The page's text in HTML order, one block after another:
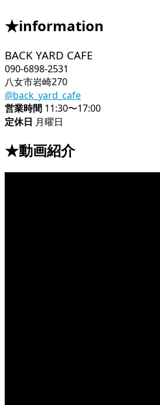
★information
BACK YARD CAFE
090-6898-2531
八女市岩崎270
@back_yard_cafe
営業時間 11:30〜17:00
定休日 月曜日
★動画紹介